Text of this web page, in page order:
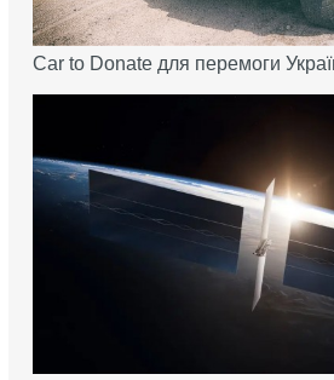
Car to Donate для перемоги